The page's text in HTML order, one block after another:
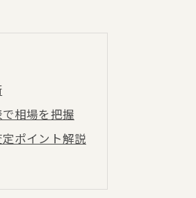
相場を把握
ポイント解説
理由とは
の流れ